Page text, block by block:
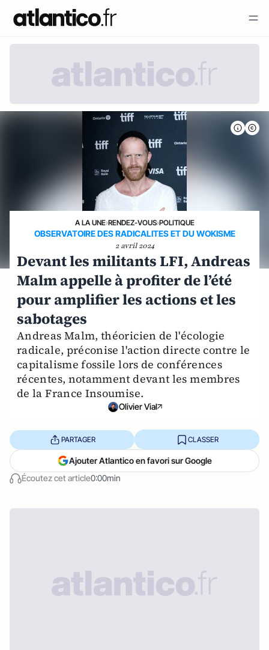
A LA UNE›RENDEZ-VOUS›POLITIQUE
OBSERVATOIRE DES RADICALITES ET DU WOKISME
2 avril 2024
Devant les militants LFI, Andreas
Malm appelle à profiter de l’été
pour amplifier les actions et les
sabotages
Andreas Malm, théoricien de l'écologie
radicale, préconise l'action directe contre le
capitalisme fossile lors de conférences
récentes, notamment devant les membres
de la France Insoumise.
Olivier Vial
Écoutez cet article0:00min
PARTAGER CLASSER
Ajouter Atlantico en favori sur Google